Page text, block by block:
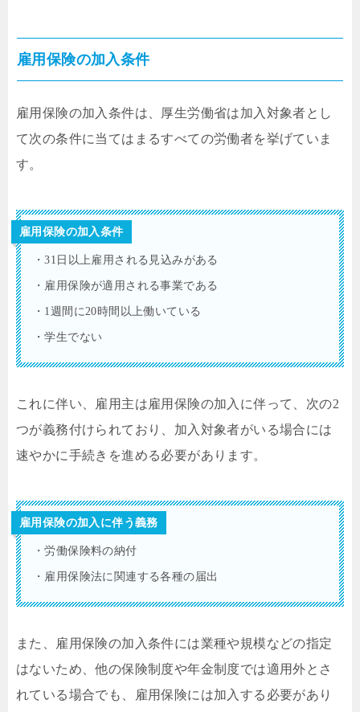
雇用保険の加入条件
雇用保険の加入条件は、厚生労働省は加入対象者とし
て次の条件に当てはまるすべての労働者を挙げていま
す。
雇用保険の加入条件
・31日以上雇用される見込みがある
・雇用保険が適用される事業である
・1週間に20時間以上働いている
・学生でない
これに伴い、雇用主は雇用保険の加入に伴って、次の2
つが義務付けられており、加入対象者がいる場合には
速やかに手続きを進める必要があります。
雇用保険の加入に伴う義務
・労働保険料の納付
・雇用保険法に関連する各種の届出
また、雇用保険の加入条件には業種や規模などの指定
はないため、他の保険制度や年金制度では適用外とさ
れている場合でも、雇用保険には加入する必要があり